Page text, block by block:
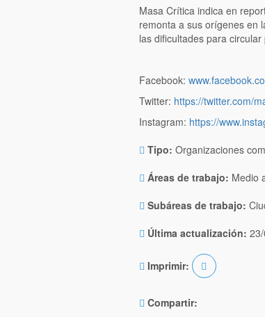
Masa Crítica indica en
remonta a sus orígenes en
las dificultades para
Facebook:
Twitter: https://twitter.com/
Instagram: https://
Tipo: Organizaciones
Áreas de trabajo: Medio
Subáreas de trabajo:
Última actualización:
Imprimir:
Compartir: